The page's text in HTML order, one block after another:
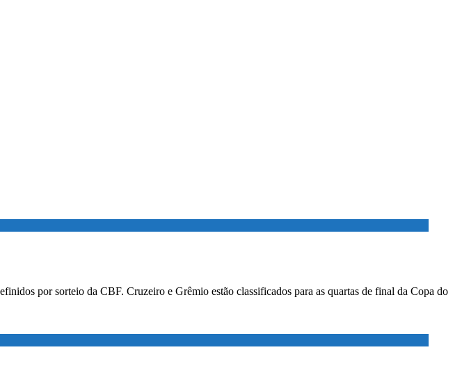
por sorteio da CBF. Cruzeiro e Grêmio estão classificados para as quartas de final da Copa do